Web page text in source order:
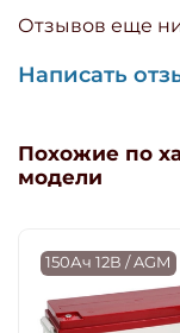
Отзывов еще
Написать
Похожие по
модели
150Ач 12В / AGM